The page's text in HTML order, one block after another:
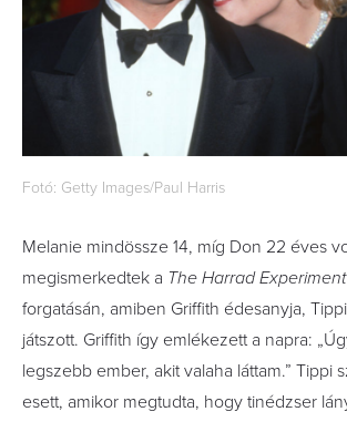
Fotó: Getty Images/Paul Harris
Melanie mindössze 14, míg Don 22 éves
megismerkedtek a The Harrad Experiment
forgatásán, amiben Griffith édesanyja,
játszott. Griffith így emlékezett a napra:
legszebb ember, akit valaha láttam.” Tippi
esett, amikor megtudta, hogy tinédzser